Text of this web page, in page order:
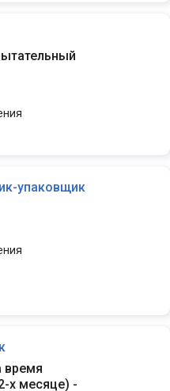
упаковщик
время
х месяце) -